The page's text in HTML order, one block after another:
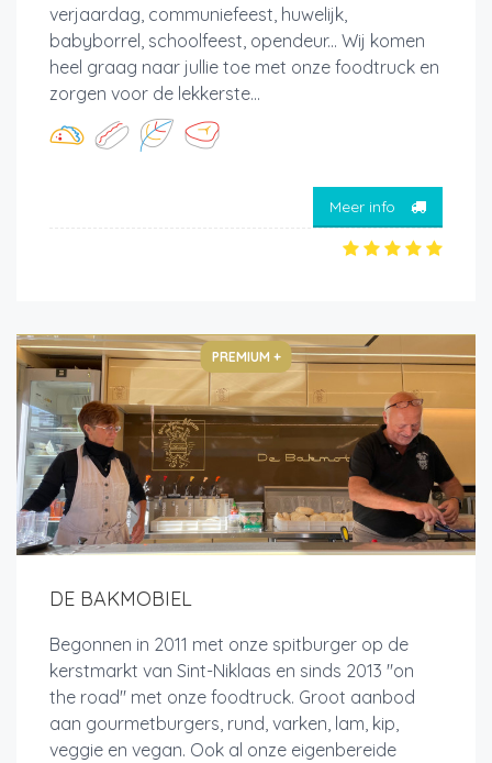
verjaardag, communiefeest, huwelijk,
babyborrel, schoolfeest, opendeur... Wij komen
heel graag naar jullie toe met onze foodtruck en
zorgen voor de lekkerste...
Meer info
PREMIUM +
DE BAKMOBIEL
Begonnen in 2011 met onze spitburger op de
kerstmarkt van Sint-Niklaas en sinds 2013 "on
the road" met onze foodtruck. Groot aanbod
aan gourmetburgers, rund, varken, lam, kip,
veggie en vegan. Ook al onze eigenbereide